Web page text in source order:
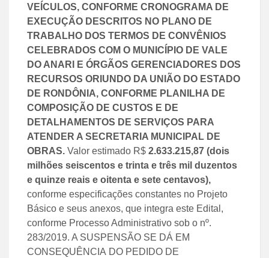
VEÍCULOS, CONFORME CRONOGRAMA DE
EXECUÇÃO DESCRITOS NO PLANO DE
TRABALHO DOS TERMOS DE CONVÊNIOS
CELEBRADOS COM O MUNICÍPIO DE VALE
DO ANARI E ÓRGÃOS GERENCIADORES DOS
RECURSOS ORIUNDO DA UNIÃO DO ESTADO
DE RONDÔNIA, CONFORME PLANILHA DE
COMPOSIÇÃO DE CUSTOS E DE
DETALHAMENTOS DE SERVIÇOS PARA
ATENDER A SECRETARIA MUNICIPAL DE
OBRAS. Valor estimado R$ 2.633.215,87 (dois
milhões seiscentos e trinta e três mil duzentos
e quinze reais e oitenta e sete centavos),
conforme especificações constantes no Projeto
Básico e seus anexos, que integra este Edital,
conforme Processo Administrativo sob o nº.
283/2019. A SUSPENSÃO SE DÁ EM
CONSEQUÊNCIA DO PEDIDO DE